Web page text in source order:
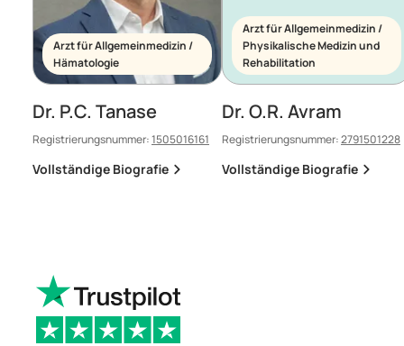
Arzt für Allgemeinmedizin /
Hämatologie
Dr. P.C. Tanase
Registrierungsnummer:1505016161
Vollständige Biografie
Arzt für Allgemeinmedizin /
Physikalische Medizin und
Rehabilitation
Dr. O.R. Avram
Registrierungsnummer:2791501228
Vollständige Biografie